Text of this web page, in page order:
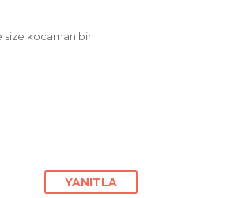
size kocaman bir
YANITLA